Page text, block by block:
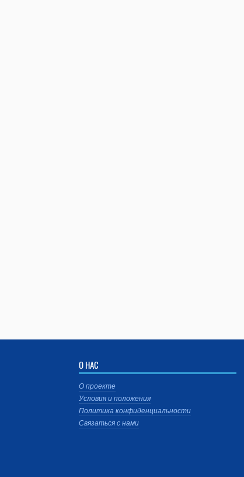
О НАС
О проекте
Условия и положения
Политика конфиденциальности
Связаться с нами